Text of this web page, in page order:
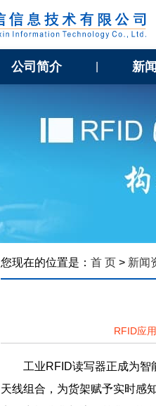
公司简介 新
您现在的位置是： 首 页 > 新闻
RFID应
工业RFID读写器正成为智能
天线组合，为货架赋予实时感